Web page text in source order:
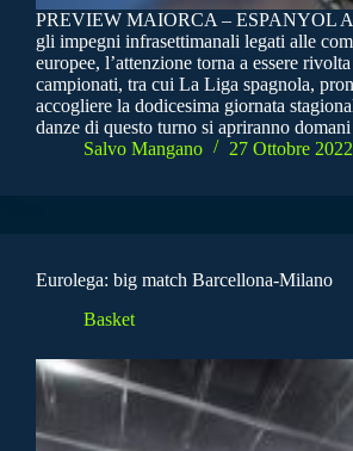
PREVIEW MAIORCA – ESPANYOL
gli impegni infrasettimanali legati alle
europee, l’attenzione torna a essere
campionati, tra cui La Liga spagnola,
accogliere la dodicesima giornata
danze di questo turno si apriranno
Salvo Mangano
27 Ottobre 2022
Eurolega: big match Barcellona-Milano
Basket